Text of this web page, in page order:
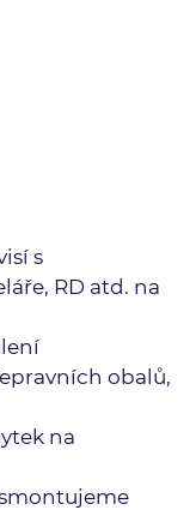
s
RD atd. na
obalů,
na